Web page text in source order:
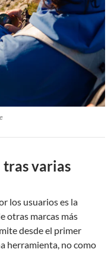
tras varias
los usuarios es la
otras marcas más
desde el primer
herramienta, no como